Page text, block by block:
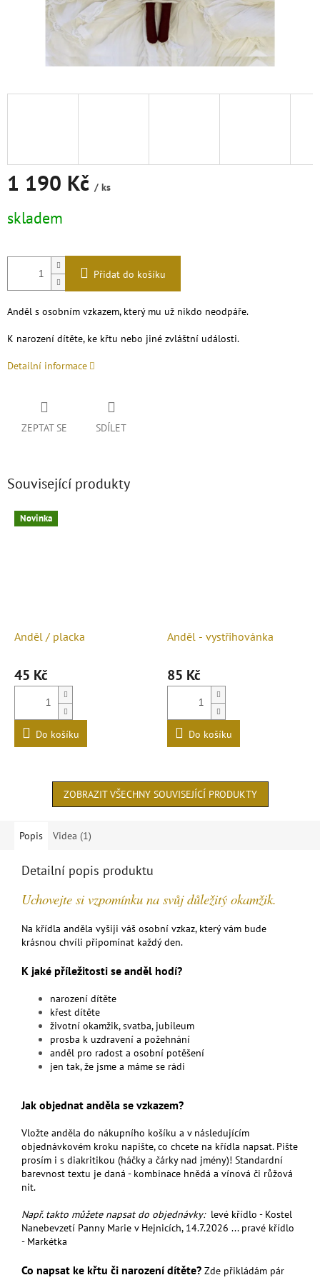
1 190 Kč / ks
cena:
skladem
Přidat do košíku
Anděl s osobním vzkazem, který mu už nikdo neodpáře.
K narození dítěte, ke křtu nebo jiné zvláštní události.
Detailní informace
ZEPTAT SE SDÍLET
Související produkty
Novinka
Anděl / placka
45 Kč
Do košíku
Anděl - vystřihovánka
85 Kč
Do košíku
ZOBRAZIT VŠECHNY SOUVISEJÍCÍ PRODUKTY
Popis Videa (1)
Detailní popis produktu
Uchovejte si vzpomínku na svůj důležitý okamžik.
Na křídla anděla vyšiji váš osobní vzkaz, který vám bude
krásnou chvíli připomínat každý den.
K jaké příležitosti se anděl hodí?
narození dítěte
křest dítěte
životní okamžik, svatba, jubileum
prosba k uzdravení a požehnání
anděl pro radost a osobní potěšení
jen tak, že jsme a máme se rádi
Jak objednat anděla se vzkazem?
Vložte anděla do nákupního košíku a v následujícím
objednávkovém kroku napište, co chcete na křídla napsat. Pište
prosím i s diakritikou (háčky a čárky nad jmény)! Standardní
barevnost textu je daná - kombinace hnědá a vínová či růžová
nit.
Např. takto můžete napsat do objednávky: levé křídlo - Kostel
Nanebevzetí Panny Marie v Hejnicích, 14.7.2026 ... pravé křídlo
- Markétka
Co napsat ke křtu či narození dítěte? Zde přikládám pár